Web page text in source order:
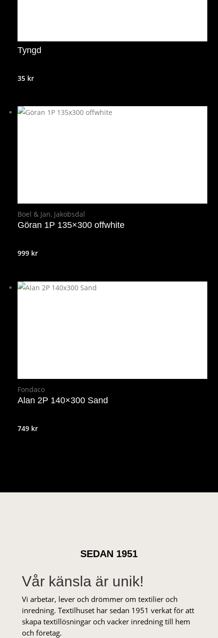
Tyngd
35 kr
Boel & Jan, Jakobsdal
Göran 1P 135×300 offwhite
999 kr
Fondaco
Alan 2P 140×300 Sand
749 kr
SEDAN 1951
Vår känsla är unik!
Vi arbetar, lever och drömmer om textilier och
inredning. Textilhuset har sedan 1951 verkat för att
skapa textillösningar och vacker inredning till hem
och företag.